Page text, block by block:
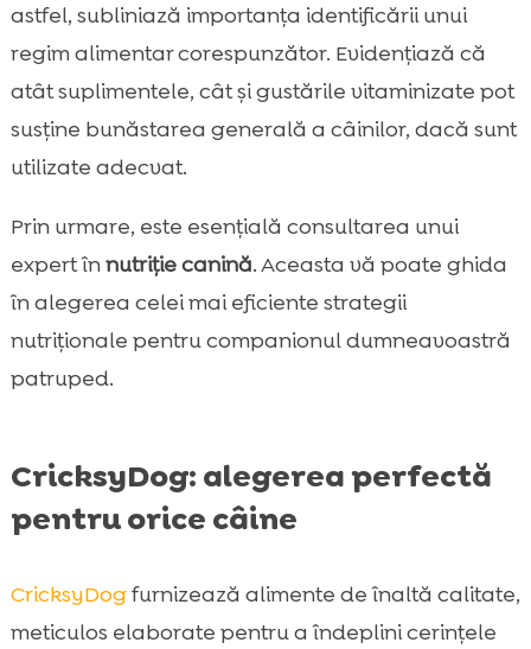
astfel, subliniază importanța identificării unui
regim alimentar corespunzător. Evidențiază că
atât suplimentele, cât și gustările vitaminizate pot
susține bunăstarea generală a câinilor, dacă sunt
utilizate adecvat.
Prin urmare, este esențială consultarea unui
expert înnutriție canină. Aceasta vă poate ghida
în alegerea celei mai eficiente strategii
nutriționale pentru companionul dumneavoastră
patruped.
CricksyDog: alegerea perfectă
pentru orice câine
CricksyDogfurnizează alimente de înaltă calitate,
meticulos elaborate pentru a îndeplini cerințele